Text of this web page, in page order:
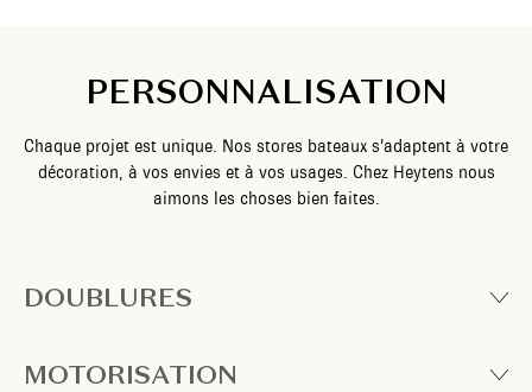
PERSONNALISATION
Chaque projet est unique. Nos stores bateaux s’adaptent à votre
décoration, à vos envies et à vos usages. Chez Heytens nous
aimons les choses bien faites.
DOUBLURES
MOTORISATION